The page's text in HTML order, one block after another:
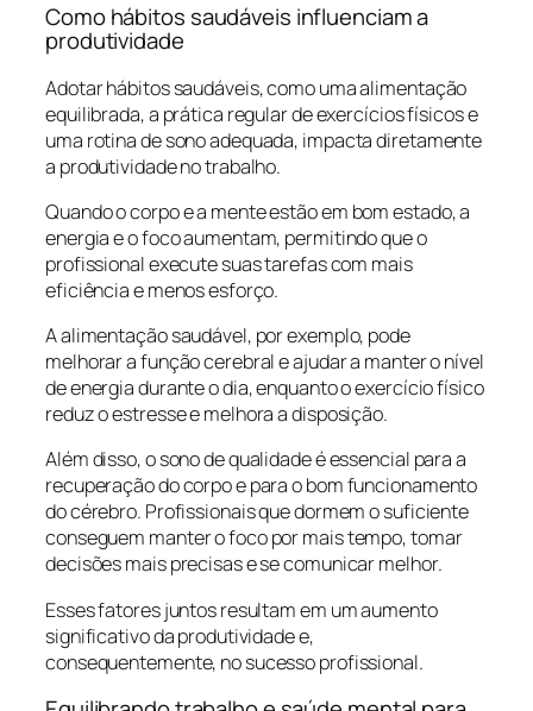
Como hábitos saudáveis influenciam a
produtividade
Adotar hábitos saudáveis, como uma alimentação
equilibrada, a prática regular de exercícios físicos e
uma rotina de sono adequada, impacta diretamente
a produtividade no trabalho.
Quando o corpo e a mente estão em bom estado, a
energia e o foco aumentam, permitindo que o
profissional execute suas tarefas com mais
eficiência e menos esforço.
A alimentação saudável, por exemplo, pode
melhorar a função cerebral e ajudar a manter o nível
de energia durante o dia, enquanto o exercício físico
reduz o estresse e melhora a disposição.
Além disso, o sono de qualidade é essencial para a
recuperação do corpo e para o bom funcionamento
do cérebro. Profissionais que dormem o suficiente
conseguem manter o foco por mais tempo, tomar
decisões mais precisas e se comunicar melhor.
Esses fatores juntos resultam em um aumento
significativo da produtividade e,
consequentemente, no sucesso profissional.